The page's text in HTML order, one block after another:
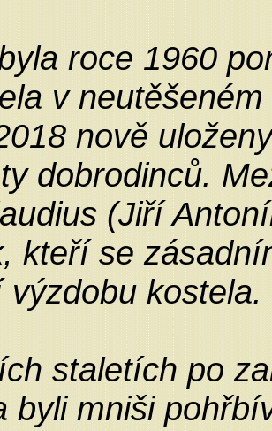
roce 1960
v
nově
dobrodinců.
(Jiří
kteří se
kostela.
staletích po
byli mniši